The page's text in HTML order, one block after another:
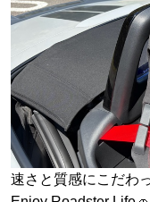
速さと質感にこだわ